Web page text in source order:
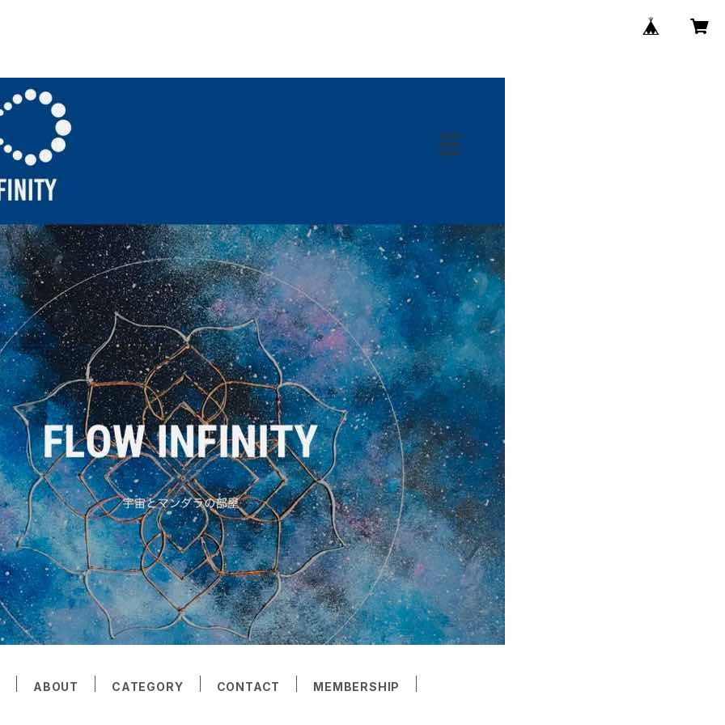
ABOUT CATEGORY CONTACT MEMBERSHIP